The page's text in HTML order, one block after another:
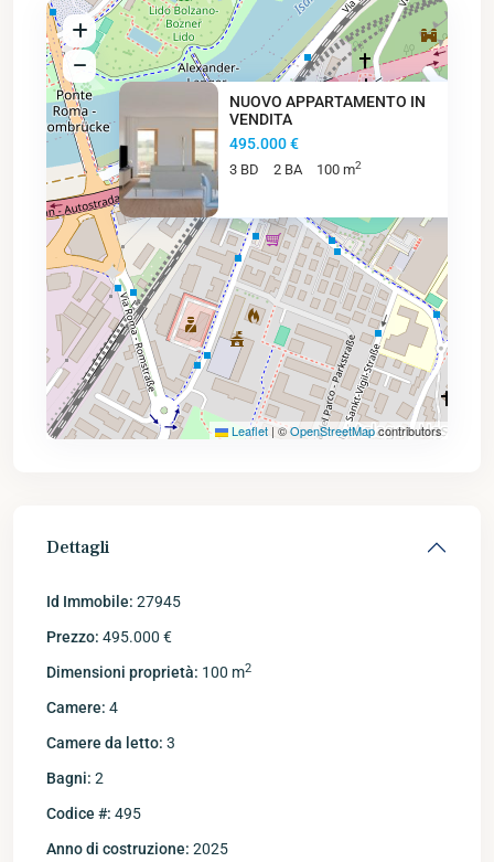
NUOVO APPARTAMENTO IN
VENDITA
495.000 €
3 BD 2 BA 100 m2
Leaflet | ©OpenStreetMapcontributors
Dettagli
Id Immobile: 27945
Prezzo: 495.000 €
Dimensioni proprietà: 100 m2
Camere: 4
Camere da letto: 3
Bagni: 2
Codice #: 495
Anno di costruzione: 2025